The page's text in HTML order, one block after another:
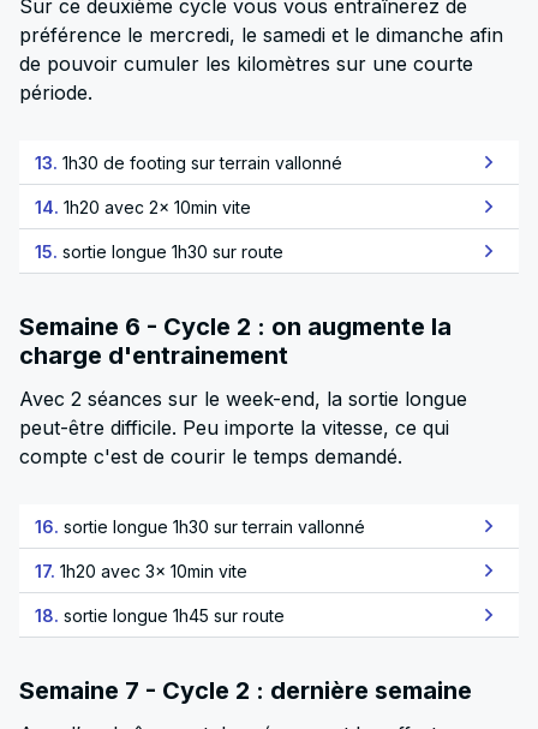
Sur ce deuxième cycle vous vous entraînerez de
préférence le mercredi, le samedi et le dimanche afin
de pouvoir cumuler les kilomètres sur une courte
période.
13. 1h30 de footing sur terrain vallonné
14. 1h20 avec 2x 10min vite
15. sortie longue 1h30 sur route
Semaine 6 - Cycle 2 : on augmente la
charge d'entrainement
Avec 2 séances sur le week-end, la sortie longue
peut-être difficile. Peu importe la vitesse, ce qui
compte c'est de courir le temps demandé.
16. sortie longue 1h30 sur terrain vallonné
17. 1h20 avec 3x 10min vite
18. sortie longue 1h45 sur route
Semaine 7 - Cycle 2 : dernière semaine